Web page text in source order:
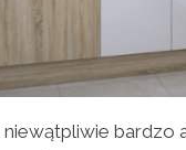
bardzo